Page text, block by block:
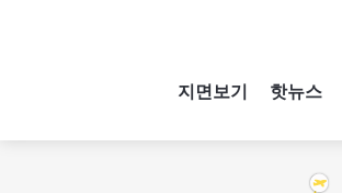
지면보기 핫뉴스